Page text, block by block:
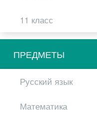
11 класс
ПРЕДМЕТЫ
Русский язык
Математика